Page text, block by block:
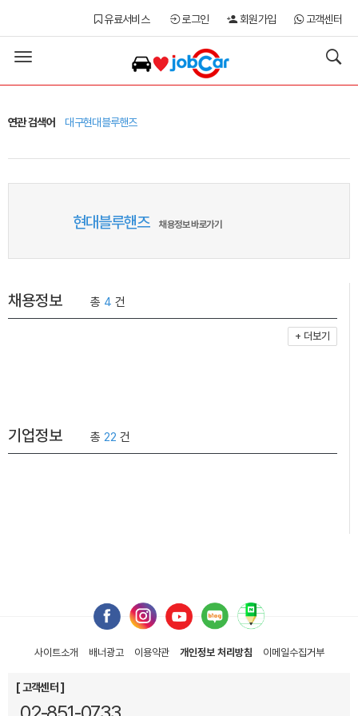
유료서비스 로그인 회원가입 고객센터
Toggle
navigation
연관 검색어 대구현대블루핸즈
현대블루핸즈 채용정보 바로가기
채용정보 총 4 건
+ 더보기
기업정보 총 22 건
사이트소개 배너광고 이용약관 개인정보 처리방침 이메일수집거부
[ 고객센터 ]